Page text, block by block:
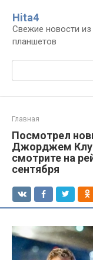
контенту
Нita4
Свежие новости
планшетов
Поиск:
Главная
Посмотрел
Джорджем
смотрите на
сентября